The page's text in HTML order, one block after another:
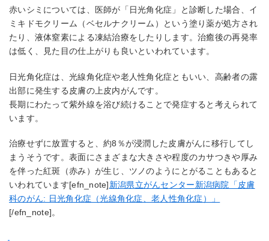
赤いシミについては、医師が「日光角化症」と診断した場合、イ
ミキドモクリーム（ベセルナクリーム）という塗り薬が処方され
たり、液体窒素による凍結治療をしたりします。治癒後の再発率
は低く、見た目の仕上がりも良いといわれています。
日光角化症は、光線角化症や老人性角化症ともいい、高齢者の露
出部に発生する皮膚の上皮内がんです。
長期にわたって紫外線を浴び続けることで発症すると考えられて
います。
治療せずに放置すると、約8％が浸潤した皮膚がんに移行してし
まうそうです。表面にさまざまな大きさや程度のカサつきや厚み
を伴った紅斑（赤み）が生じ、ツノのようにとがることもあると
いわれています[efn_note]新潟県立がんセンター新潟病院「皮膚
科のがん: 日光角化症（光線角化症、老人性角化症）」
[/efn_note]。